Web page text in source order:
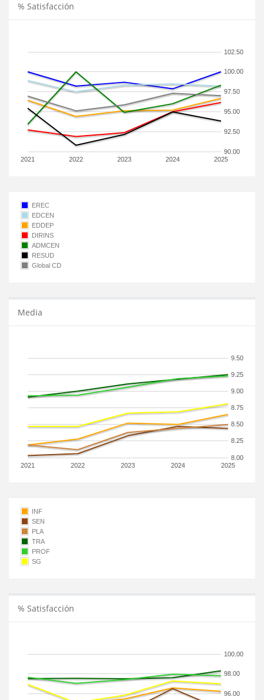
% Satisfacción
2021 2022 2023 2024 2025
90.00
92.50
95.00
97.50
100.00
102.50
EREC
EDCEN
EDDEP
DIRINS
ADMCEN
RESUD
Global CD
Media
2021 2022 2023 2024 2025
8.00
8.25
8.50
8.75
9.00
9.25
9.50
INF
SEN
PLA
TRA
PROF
SG
% Satisfacción
96.00
98.00
100.00